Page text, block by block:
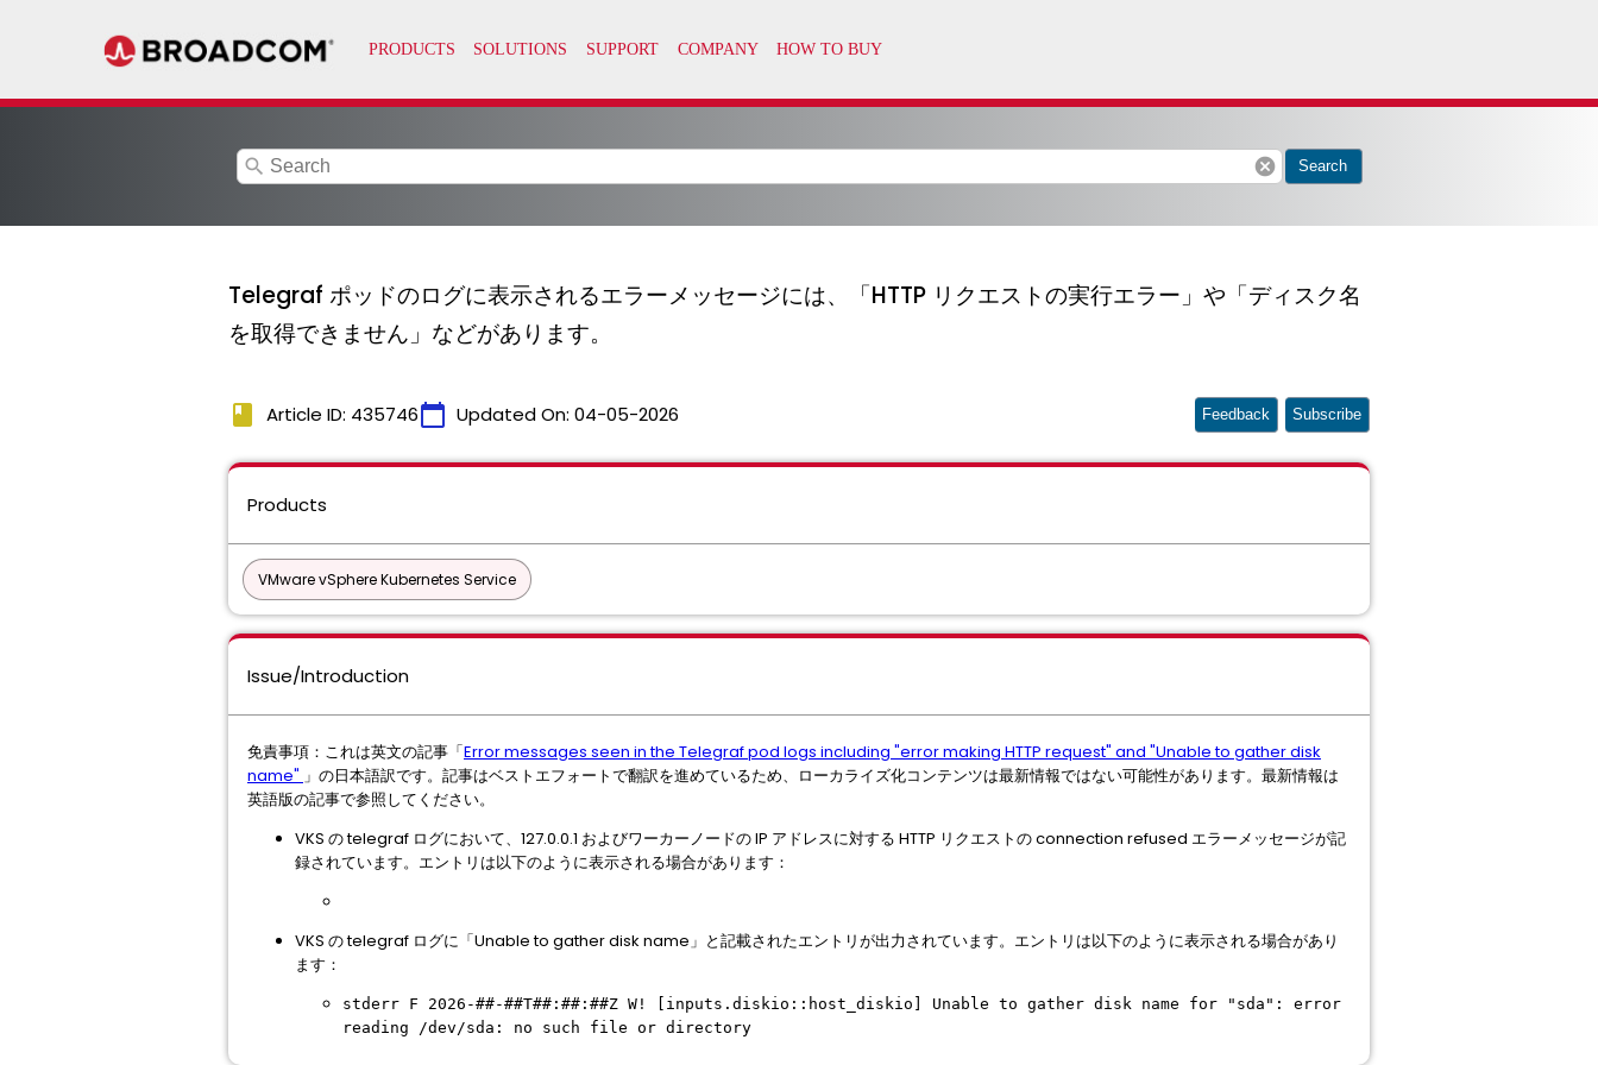
search cancel Search
Telegraf ポッドのログに表示されるエラーメッセージには、「HTTP リクエストの実行エラー」や「ディスク名
を取得できません」などがあります。
book Article ID: 435746calendar_today Updated On: 04-05-2026 Feedback Subscribe
Products
VMware vSphere Kubernetes Service
Issue/Introduction
免責事項：これは英文の記事「Error messages seen in the Telegraf pod logs including "error making HTTP request" and "Unable to gather disk
name" 」の日本語訳です。記事はベストエフォートで翻訳を進めているため、ローカライズ化コンテンツは最新情報ではない可能性があります。最新情報は
英語版の記事で参照してください。
VKS の telegraf ログにおいて、127.0.0.1 およびワーカーノードの IP アドレスに対する HTTP リクエストの connection refused エラーメッセージが記
録されています。エントリは以下のように表示される場合があります：
VKS の telegraf ログに「Unable to gather disk name」と記載されたエントリが出力されています。エントリは以下のように表示される場合があり
ます：
stderr F 2026-##-##T##:##:##Z W! [inputs.diskio::host_diskio] Unable to gather disk name for "sda": error
reading /dev/sda: no such file or directory